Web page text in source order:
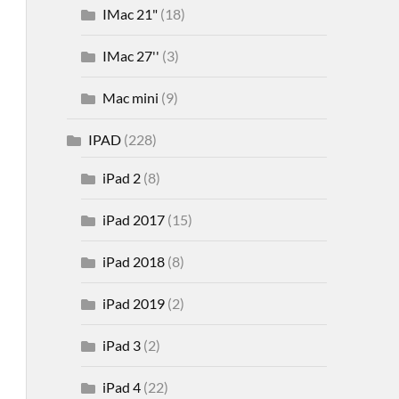
IMac 21"(18)
IMac 27'' (3)
Mac mini (9)
IPAD(228)
iPad 2(8)
iPad 2017(15)
iPad 2018(8)
iPad 2019(2)
iPad 3(2)
iPad 4(22)